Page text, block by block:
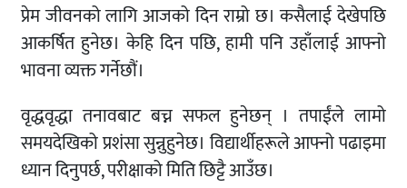
प्रेम जीवनको लागि आजको दिन राम्रो छ। कसैलाई देखेपछि
आकर्षित हुनेछ। केहि दिन पछि, हामी पनि उहाँलाई आफ्नो
भावना व्यक्त गर्नेछौं।
वृद्धवृद्धा तनावबाट बच्न सफल हुनेछन् । तपाईंले लामो
समयदेखिको प्रशंसा सुन्नुहुनेछ। विद्यार्थीहरूले आफ्नो पढाइमा
ध्यान दिनुपर्छ, परीक्षाको मिति छिट्टै आउँछ।